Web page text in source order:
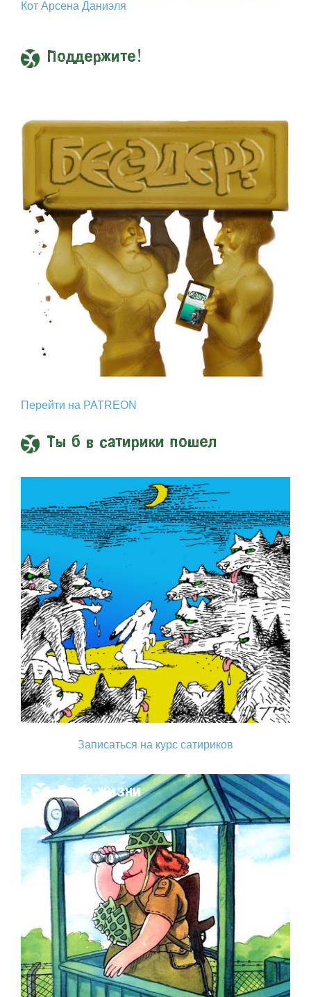
Кот Арcена Даниэля
Поддержите!
Перейти на PATREON
Ты б в сатирики пошел
Записаться на курс сатириков
Поза жизни